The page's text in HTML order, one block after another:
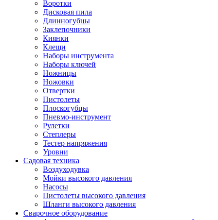
Воротки
Дисковая пила
Длинногубцы
Заклепочники
Киянки
Клещи
Наборы инструмента
Наборы ключей
Ножницы
Ножовки
Отвертки
Пистолеты
Плоскогубцы
Пневмо-инструмент
Рулетки
Степлеры
Тестер напряжения
Уровни
Садовая техника
Воздуходувка
Мойки высокого давления
Насосы
Пистолеты высокого давления
Шланги высокого давления
Сварочное оборудование